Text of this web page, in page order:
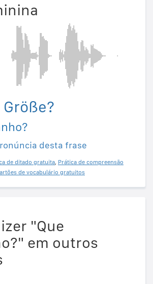
desta frase
de ditado gratuita, Prática de compreensão
de vocabulário gratuitos
"Que
em outros